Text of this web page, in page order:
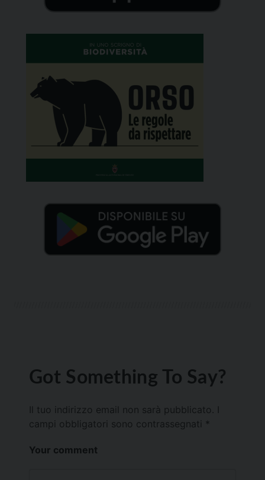
Got Something To Say?
Il tuo indirizzo email non sarà pubblicato.
campi obbligatori sono contrassegnati *
Your comment